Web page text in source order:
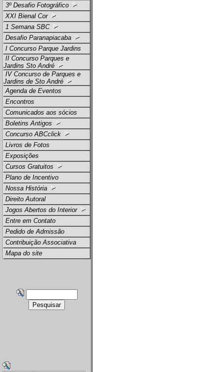
3º Desafio Fotográfico
XXI Bienal Cor
1 Semana SBC
Desafio Paranapiacaba
I Concurso Parque Jardins
II Concurso Parques e
Jardins Sto André
IV Concurso de Parques e
Jardins de Sto André
Agenda de Eventos
Encontros
Comunicados aos sócios
Boletins Antigos
Concurso ABCclick
Livros de Fotos
Exposições
Cursos Gratuitos
Plano de Incentivo
Nossa História
Direito Autoral
Jogos Abertos do Interior
Entre em Contato
Pedido de Admissão
Contribuição Associativa
Mapa do site